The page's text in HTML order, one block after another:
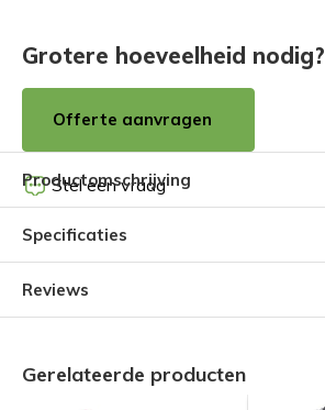
Grotere hoeveelheid nodig?
Offerte aanvragen
Stel een vraag
Productomschrijving
Specificaties
Reviews
Gerelateerde producten